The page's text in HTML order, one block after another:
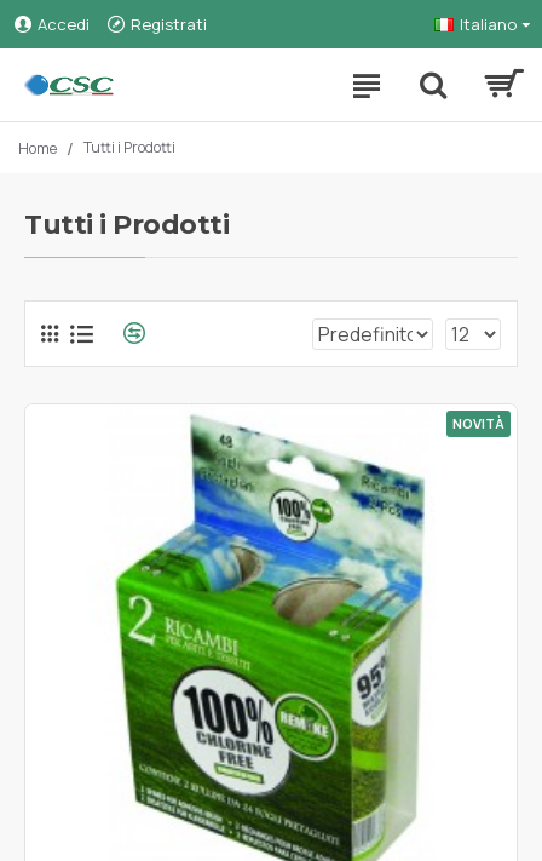
Accedi Registrati Italiano
Home Tutti i Prodotti
Tutti i Prodotti
NOVITÀ